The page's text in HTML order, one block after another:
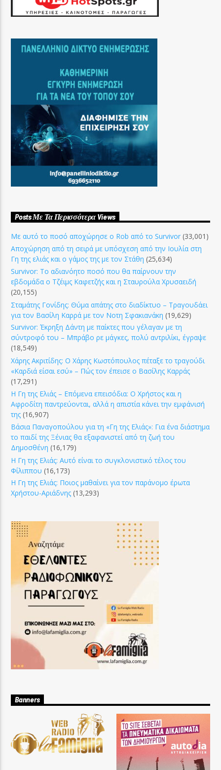
Posts Με Τα Περισσότερα Views
Με αυτό το ποσό αποχώρησε ο Rob από το Survivor (33,001)
Αποχώρηση από τη σειρά με υπόσχεση από την Ιουλία στη
Γη της ελιάς και ο γάμος της με τον Στάθη (25,634)
Survivor: Το αδιανόητο ποσό που θα παίρνουν την
εβδομάδα ο Τζέιμς Καφετζής και η Σταυρούλα Χρυσαειδή
(20,155)
Σταμάτης Γονίδης: Θύμα απάτης στο διαδίκτυο – Τραγουδάει
για τον Βασίλη Καρρά με τον Νοτη Σφακιανάκη (19,629)
Survivor: Έκρηξη Δάντη με παίκτες που γέλαγαν με τη
σύντροφό του – Μπράβο ρε μάγκες, πολύ αντριλίκι, έγραψε
(18,549)
Χάρης Ακριτίδης: Ο Χάρης Κωστόπουλος πέταξε το τραγούδι
«Καρδιά είσαι εσύ» – Πώς τον έπεισε ο Βασίλης Καρράς
(17,291)
Η Γη της Ελιάς – Επόμενα επεισόδια: Ο Χρήστος και η
Αφροδίτη παντρεύονται, αλλά η απιστία κάνει την εμφάνισή
της (16,907)
Βάσια Παναγοπούλου για τη «Γη της Ελιάς»: Για ένα διάστημα
το παιδί της Ξένιας θα εξαφανιστεί από τη ζωή του
Δημοσθένη (16,179)
Η Γη της Ελιάς: Αυτό είναι το συγκλονιστικό τέλος του
Φίλιππου (16,173)
Η Γη της Ελιάς: Ποιος μαθαίνει για τον παράνομο έρωτα
Χρήστου-Αριάδνης (13,293)
Banners